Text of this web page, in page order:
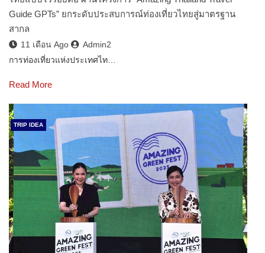
Guide GPTs” ยกระดับประสบการณ์ท่องเที่ยวไทยสู่มาตรฐาน
สากล
11 เดือน Ago
Admin2
การท่องเที่ยวแห่งประเทศไท…
Read More
TRIP IDEA